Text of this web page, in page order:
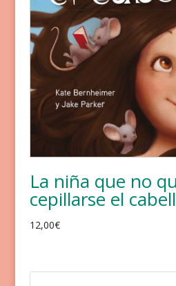
La niña que no
cepillarse el
12,00€